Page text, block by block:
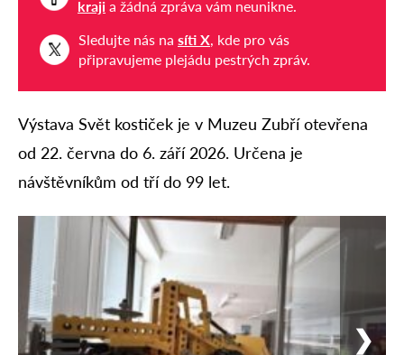
kraji a žádná zpráva vám neunikne.
Sledujte nás na síti X, kde pro vás
připravujeme plejádu pestrých zpráv.
Výstava Svět kostiček je v Muzeu Zubří otevřena
od 22. června do 6. září 2026. Určena je
návštěvníkům od tří do 99 let.
❯